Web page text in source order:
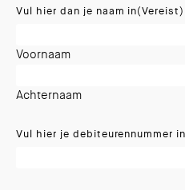
Vul hier dan je naam in(Vereist)
Voornaam
Achternaam
Vul hier je debiteurennummer in